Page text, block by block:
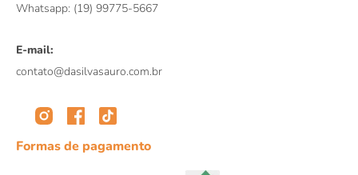
Whatsapp: (19) 99775-5667
E-mail:
contato@dasilvasauro.com.br
Formas de pagamento